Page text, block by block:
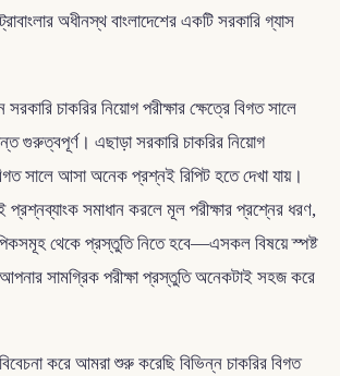
অধীনস্থ বাংলাদেশের একটি সরকারি গ্যাস
চাকরির নিয়োগ পরীক্ষার ক্ষেত্রে বিগত সালে
এছাড়া সরকারি চাকরির নিয়োগ
সালে আসা অনেক প্রশ্নই রিপিট হতে দেখা যায়।
সমাধান করলে মূল পরীক্ষার প্রশ্নের ধরণ,
থেকে প্রস্তুতি নিতে হবে—এসকল বিষয়ে স্পষ্ট
আপনার সামগ্রিক পরীক্ষা প্রস্তুতি অনেকটাই সহজ করে
করে আমরা শুরু করেছি বিভিন্ন চাকরির বিগত